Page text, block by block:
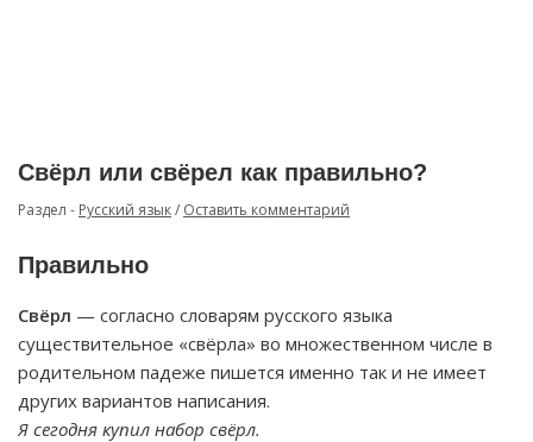
Свёрл или свёрел как правильно?
Раздел - Русский язык/ Оставить комментарий
Правильно
Свёрл — согласно словарям русского языка
существительное «свёрла» во множественном числе в
родительном падеже пишется именно так и не имеет
других вариантов написания.
Я сегодня купил набор свёрл.